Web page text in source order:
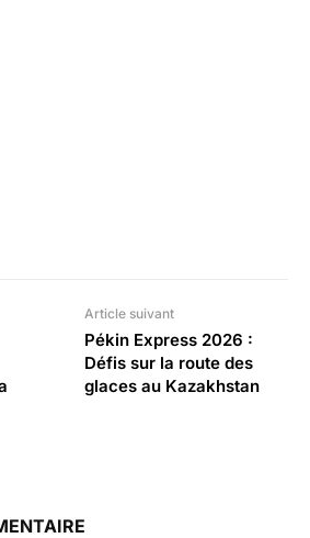
Article suivant
Pékin Express 2026 :
Défis sur la route des
glaces au Kazakhstan